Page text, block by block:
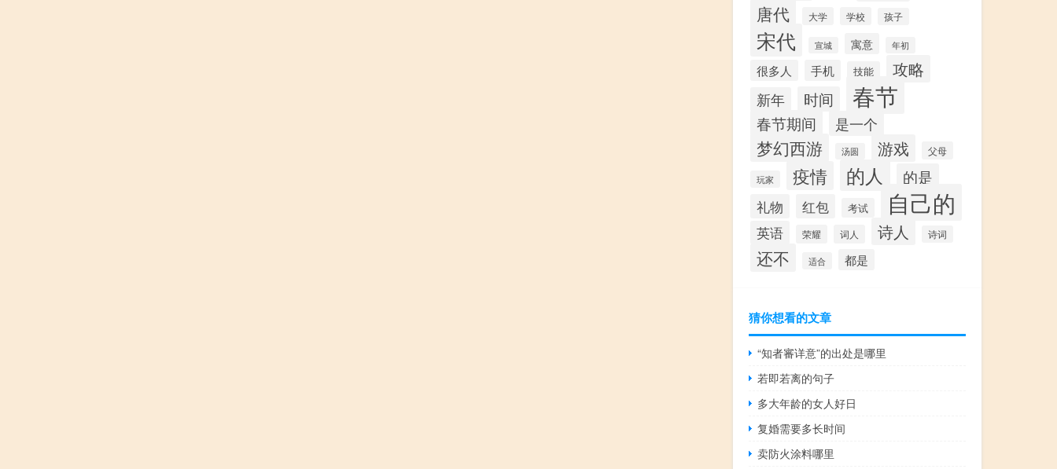
唐代 大学 学校 孩子
宋代 宣城 寓意 年初
很多人 手机 技能 攻略
新年 时间 春节
春节期间 是一个
梦幻西游 汤圆 游戏 父母
玩家 疫情 的人 的是
礼物 红包 考试 自己的
英语 荣耀 词人 诗人 诗词
还不 适合 都是
猜你想看的文章
“知者審详意”的出处是哪里
若即若离的句子
多大年龄的女人好日
复婚需要多长时间
卖防火涂料哪里